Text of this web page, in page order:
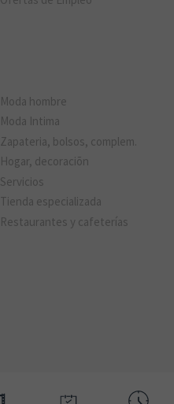
Moda hombre
Moda Intima
Zapateria, bolsos, complem.
Hogar, decoraciõn
Servicios
Tienda especializada
Restaurantes y cafeterías